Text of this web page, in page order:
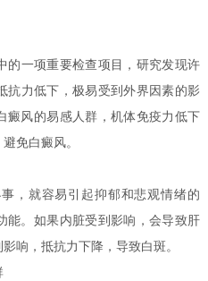
的一项重要检查项目，研究发现许
抗力低下，极易受到外界因素的影
癜风的易感人群，机体免疫力低下
免白癜风。
就容易引起抑郁和悲观情绪的
能。如果内脏受到影响，会导致肝
响，抵抗力下降，导致白斑。